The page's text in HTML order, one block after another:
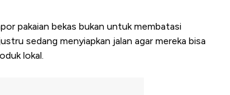
pakaian bekas bukan untuk membatasi
sedang menyiapkan jalan agar mereka bisa
lokal.